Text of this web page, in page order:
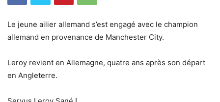
Le jeune ailier allemand s’est engagé avec le champion
allemand en provenance de Manchester City.
Leroy revient en Allemagne, quatre ans après son départ
en Angleterre.